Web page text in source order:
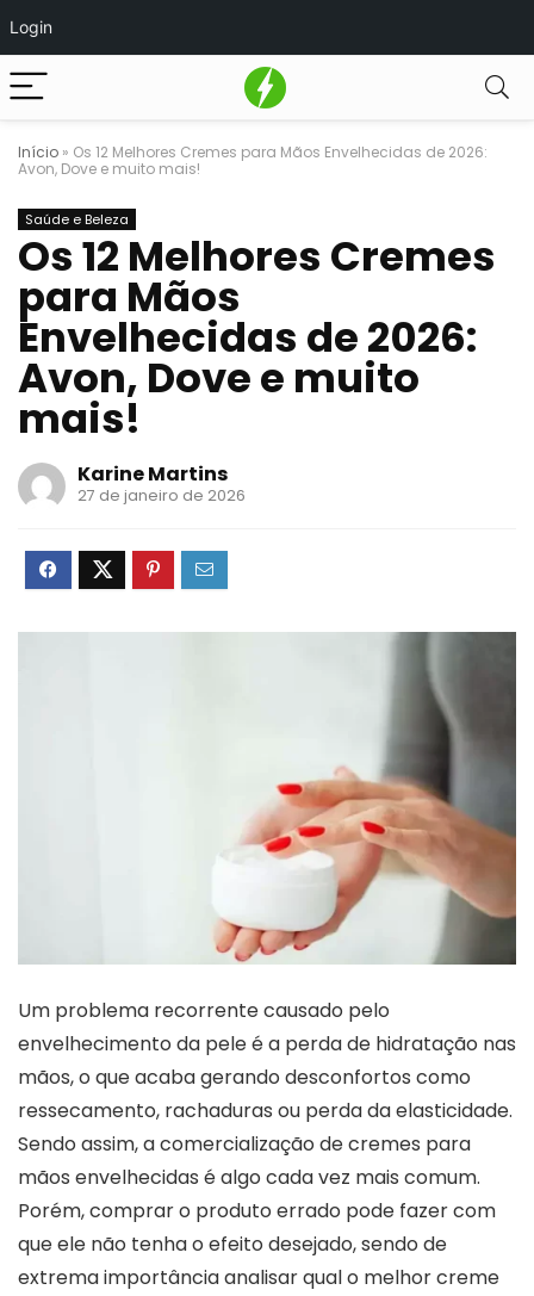
Login
Início » Os 12 Melhores Cremes para Mãos Envelhecidas de 2026:
Avon, Dove e muito mais!
Saúde e Beleza
Os 12 Melhores Cremes
para Mãos
Envelhecidas de 2026:
Avon, Dove e muito
mais!
Karine Martins
27 de janeiro de 2026
Um problema recorrente causado pelo
envelhecimento da pele é a perda de hidratação nas
mãos, o que acaba gerando desconfortos como
ressecamento, rachaduras ou perda da elasticidade.
Sendo assim, a comercialização de cremes para
mãos envelhecidas é algo cada vez mais comum.
Porém, comprar o produto errado pode fazer com
que ele não tenha o efeito desejado, sendo de
extrema importância analisar qual o melhor creme